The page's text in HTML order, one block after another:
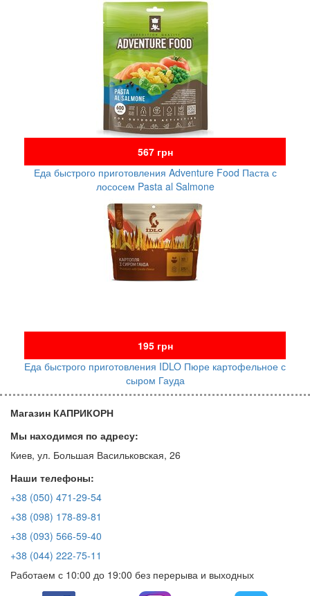
567 грн
Еда быстрого приготовления Adventure Food Паста с
лососем Pasta al Salmone
195 грн
Еда быстрого приготовления IDLO Пюре картофельное с
сыром Гауда
Магазин КАПРИКОРН
Мы находимся по адресу:
Киев, ул. Большая Васильковская, 26
Наши телефоны:
+38 (050) 471-29-54
+38 (098) 178-89-81
+38 (093) 566-59-40
+38 (044) 222-75-11
Работаем с 10:00 до 19:00 без перерыва и выходных